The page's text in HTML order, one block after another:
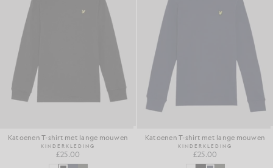
Katoenen T-shirt met lange mouwen
KINDERKLEDING
£25.00
Katoenen T-shirt met lange mouwen
KINDERKLEDING
£25.00